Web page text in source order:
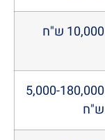
10,000 ש"ח
5,000-180,000
ש"ח